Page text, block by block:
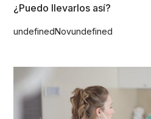
¿Puedo llevarlos así?
undefinedNovundefined